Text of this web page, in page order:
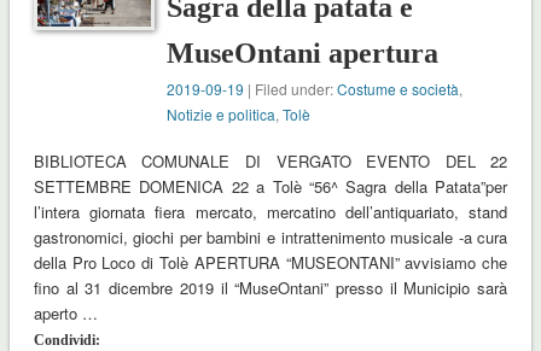
Sagra della patata e
MuseOntani apertura
2019-09-19 | Filed under:Costume e società,
Notizie e politica,Tolè
BIBLIOTECA COMUNALE DI VERGATO EVENTO DEL 22
SETTEMBRE DOMENICA 22 a Tolè “56^ Sagra della Patata”per
l’intera giornata fiera mercato, mercatino dell’antiquariato, stand
gastronomici, giochi per bambini e intrattenimento musicale -a cura
della Pro Loco di Tolè APERTURA “MUSEONTANI” avvisiamo che
fino al 31 dicembre 2019 il “MuseOntani” presso il Municipio sarà
aperto …
Condividi: